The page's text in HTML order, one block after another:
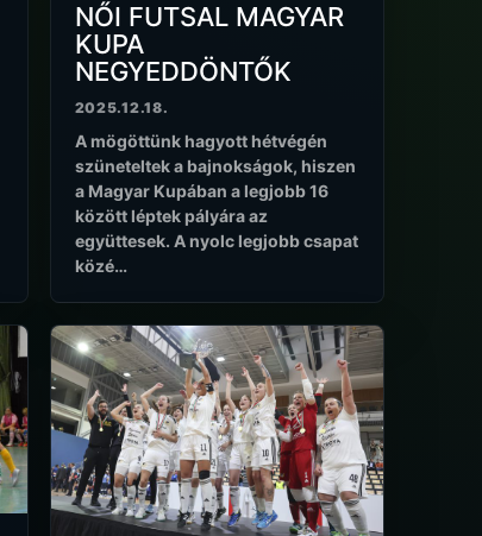
NŐI FUTSAL MAGYAR
KUPA
NEGYEDDÖNTŐK
2025.12.18.
A mögöttünk hagyott hétvégén
szüneteltek a bajnokságok, hiszen
a Magyar Kupában a legjobb 16
között léptek pályára az
együttesek. A nyolc legjobb csapat
közé…